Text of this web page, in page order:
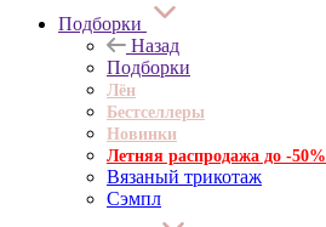
Подборки
Назад
Подборки
Лён
Бестселлеры
Новинки
Летняя распродажа до -50%
Вязаный трикотаж
Сэмпл